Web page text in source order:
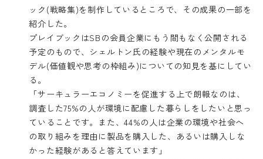
ック(戦略集)を制作しているところで、その成果の一部を
紹介した。
プレイブックはSBの会員企業にもう間もなく公開される
予定のもので、シェルトン氏の経験や現在のメンタルモ
デル(価値観や思考の枠組み)についての知見を基にしてい
る。
「サーキュラーエコノミーを促進する上で朗報なのは、
調査した75%の人が環境に配慮した暮らしをしたいと思っ
ていることです。また、44%の人は企業の環境や社会へ
の取り組みを理由に製品を購入した、あるいは購入しな
かった経験があると答えています」